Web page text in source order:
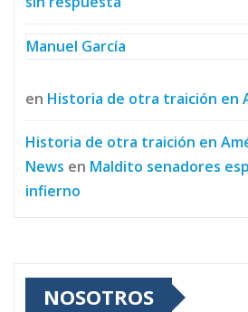
Manuel García
en Historia de otra traición en
Historia de otra traición en
News en Maldito senadores
infierno
NOSOTROS